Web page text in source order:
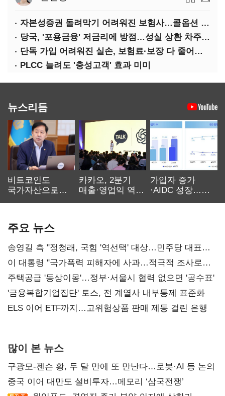
자본성증권 돌려막기 어려워진 보험사…콜옵션 부담 급증
당국, '포용금융' 저금리에 방점…성실 상환 차주는 '역차별'
단독 가입 어려워진 실손, 보험료·보장 다 줄어든 5세대는?
PLCC 늘려도 '충성고객' 효과 미미
뉴스리듬
비트코인도
국가자산으로…'
카카오, 2분기
매출·영업익 역대
가입자 증가
·AIDC 성장…
주요 뉴스
송영길 측 "정청래, 국힘 '역선택' 대상…민주당 대표로
총선 지휘 못해"
이 대통령 "국가폭력 피해자에 사과…적극적 조사로
진실 밝혀야"
주택공급 '동상이몽'…정부·서울시 협력 없으면 '공수표'
'금융복합기업집단' 토스, 전 계열사 내부통제 표준화
ELS 이어 ETF까지…고위험상품 판매 제동 걸린 은행
많이 본 뉴스
구광모-젠슨 황, 두 달 만에 또 만난다…로봇·AI 등 논의
중국 이어 대만도 설비투자…메모리 ‘삼국전쟁’